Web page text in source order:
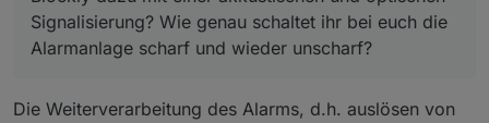
Signalisierung? Wie genau schaltet ihr bei euch die
Alarmanlage scharf und wieder unscharf?
Die Weiterverarbeitung des Alarms, d.h. auslösen von